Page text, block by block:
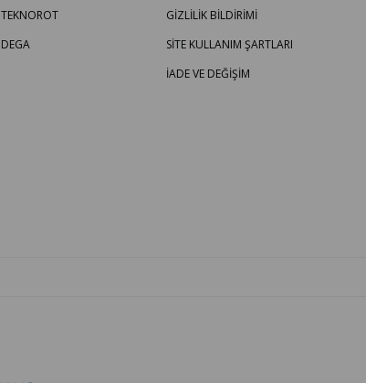
TEKNOROT
DEGA
GİZLİLİK BİLDİRİMİ
SİTE KULLANIM ŞARTLARI
İADE VE DEĞİŞİM